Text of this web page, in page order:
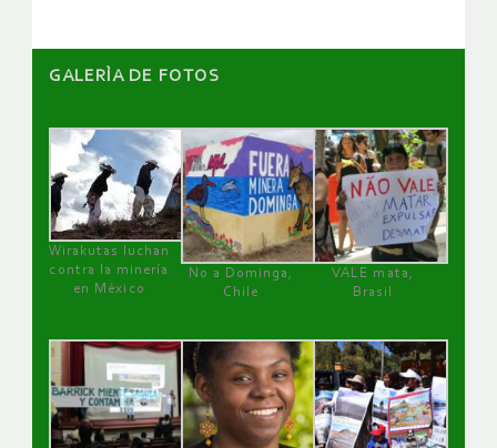
GALERÌA DE FOTOS
Wirakutas luchan
contra la minería
en México
No a Dominga,
Chile
VALE mata,
Brasil